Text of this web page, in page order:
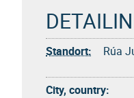
Standort:
Rúa
City, country: